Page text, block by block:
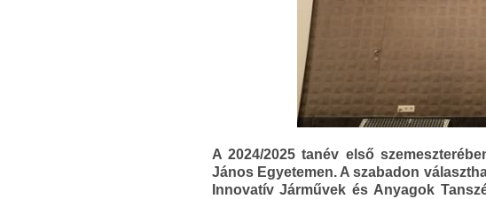
A 2024/2025 tanév első
János Egyetemen. A szabadon
Innovatív Járművek és Anyagok